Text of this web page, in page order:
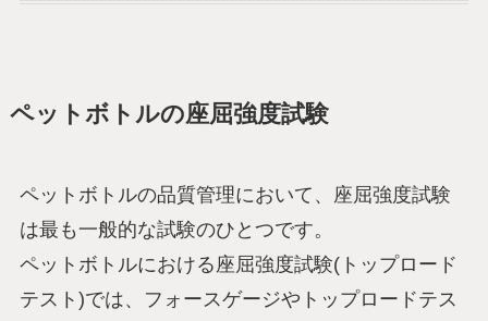
ペットボトルの座屈強度試験
ペットボトルの品質管理において、座屈強度試験
は最も一般的な試験のひとつです。
ペットボトルにおける座屈強度試験(トップロード
テスト)では、フォースゲージやトップロードテス